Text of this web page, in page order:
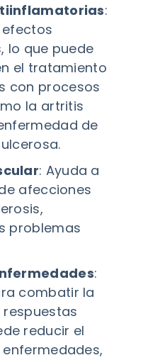
:
efectos
lo que puede
el tratamiento
con procesos
la artritis
de
: Ayuda a
afecciones
problemas
:
combatir la
reducir el